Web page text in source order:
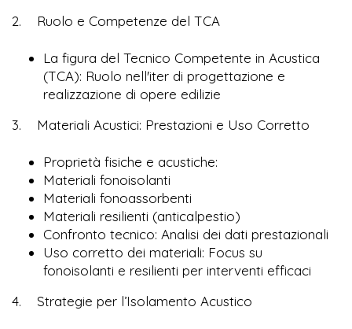
2. Ruolo e Competenze del TCA
La figura del Tecnico Competente in Acustica
(TCA): Ruolo nell'iter di progettazione e
realizzazione di opere edilizie
3. Materiali Acustici: Prestazioni e Uso Corretto
Proprietà fisiche e acustiche:
Materiali fonoisolanti
Materiali fonoassorbenti
Materiali resilienti (anticalpestio)
Confronto tecnico: Analisi dei dati prestazionali
Uso corretto dei materiali: Focus su
fonoisolanti e resilienti per interventi efficaci
4. Strategie per l’Isolamento Acustico